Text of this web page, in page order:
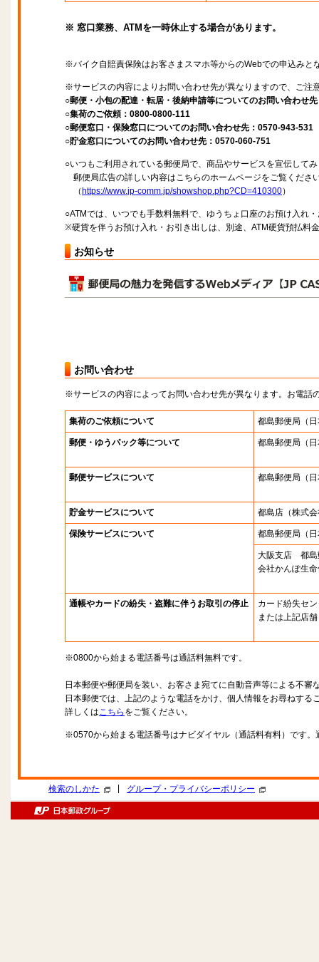
※ 窓口業務、ATMを一時休止する場合があります。
※バイク自賠責保険はお客さまスマホ等からのWebでの申込みと
※サービスの内容によりお問い合わせ先が異なりますので、ご注
○郵便・小包の配達・転居・後納申請等についてのお問い合わせ
○集荷のご依頼：0800-0800-111
○郵便窓口・保険窓口についてのお問い合わせ先：0570-943-531
○貯金窓口についてのお問い合わせ先：0570-060-751
○いつもご利用されている郵便局で、商品やサービスを宣伝して
郵便局広告の詳しい内容はこちらのホームページをご覧くださ
（ https://www.jp-comm.jp/showshop.php?CD=410300）
○ATMでは、いつでも手数料無料で、ゆうちょ口座のお預け入れ
※硬貨を伴うお預け入れ・お引き出しは、別途、ATM硬貨預払料
お知らせ
お問い合わせ
※サービスの内容によってお問い合わせ先が異なります。お電話
集荷のご依頼について 都島郵便局 （
郵便・ゆうパック等について 都島郵便局 （
郵便サービスについて 都島郵便局 （
貯金サービスについて 都島店 （株式
保険サービスについて 都島郵便局 （
大阪支店 都島
会社かんぽ生
通帳やカードの紛失・盗難に伴うお取引の停止
カード紛失セ
または上記店舗
※0800から始まる電話番号は通話料無料です。
日本郵便や郵便局を装い、お客さま宛てに自動音声等による不審
日本郵便では、上記のような電話をかけ、個人情報をお尋ねする
詳しくはこちら をご覧ください。
※0570から始まる電話番号はナビダイヤル（通話料有料）です
検索のしかた グループ・プライバシーポリシー